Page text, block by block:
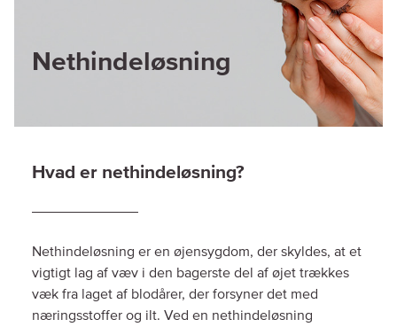
Nethindeløsning
Hvad er nethindeløsning?
Nethindeløsning er en øjensygdom, der skyldes, at et
vigtigt lag af væv i den bagerste del af øjet trækkes
væk fra laget af blodårer, der forsyner det med
næringsstoffer og ilt. Ved en nethindeløsning